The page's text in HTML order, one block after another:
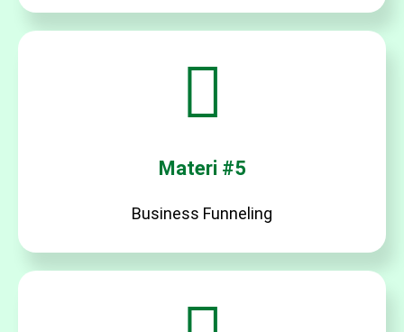
Materi #5
Business Funneling